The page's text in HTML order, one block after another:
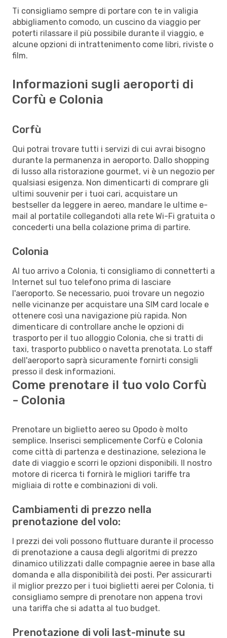
Ti consigliamo sempre di portare con te in valigia
abbigliamento comodo, un cuscino da viaggio per
poterti rilassare il più possibile durante il viaggio, e
alcune opzioni di intrattenimento come libri, riviste o
film.
Informazioni sugli aeroporti di
Corfù e Colonia
Corfù
Qui potrai trovare tutti i servizi di cui avrai bisogno
durante la permanenza in aeroporto. Dallo shopping
di lusso alla ristorazione gourmet, vi è un negozio per
qualsiasi esigenza. Non dimenticarti di comprare gli
ultimi souvenir per i tuoi cari, acquistare un
bestseller da leggere in aereo, mandare le ultime e-
mail al portatile collegandoti alla rete Wi-Fi gratuita o
concederti una bella colazione prima di partire.
Colonia
Al tuo arrivo a Colonia, ti consigliamo di connetterti a
Internet sul tuo telefono prima di lasciare
l'aeroporto. Se necessario, puoi trovare un negozio
nelle vicinanze per acquistare una SIM card locale e
ottenere così una navigazione più rapida. Non
dimenticare di controllare anche le opzioni di
trasporto per il tuo alloggio Colonia, che si tratti di
taxi, trasporto pubblico o navetta prenotata. Lo staff
dell'aeroporto saprà sicuramente fornirti consigli
presso il desk informazioni.
Come prenotare il tuo volo Corfù
- Colonia
Prenotare un biglietto aereo su Opodo è molto
semplice. Inserisci semplicemente Corfù e Colonia
come città di partenza e destinazione, seleziona le
date di viaggio e scorri le opzioni disponibili. Il nostro
motore di ricerca ti fornirà le migliori tariffe tra
migliaia di rotte e combinazioni di voli.
Cambiamenti di prezzo nella
prenotazione del volo:
I prezzi dei voli possono fluttuare durante il processo
di prenotazione a causa degli algoritmi di prezzo
dinamico utilizzati dalle compagnie aeree in base alla
domanda e alla disponibilità dei posti. Per assicurarti
il miglior prezzo per i tuoi biglietti aerei per Colonia, ti
consigliamo sempre di prenotare non appena trovi
una tariffa che si adatta al tuo budget.
Prenotazione di voli last-minute su